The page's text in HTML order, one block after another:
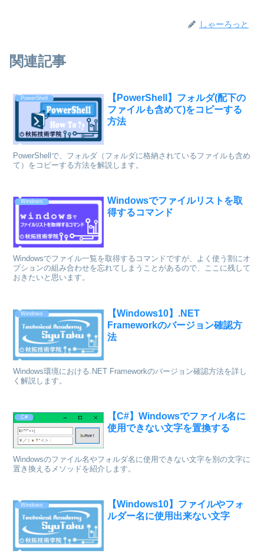
しゃーろっと
関連記事
PowerShell
【PowerShell】フォルダ(配下の
ファイルも含めて)をコピーする
方法
PowerShellで、フォルダ（フォルダに格納されているファイルも含め
て）をコピーする方法を解説します。
Windows
Windowsでファイルリストを取
得するコマンド
Windowsでファイル一覧を取得するコマンドですが、よく使う割にオ
プションの組み合わせを忘れてしまうことがあるので、ここに残して
おきたいと思います。
Windows
【Windows10】.NET
Frameworkのバージョン確認方
法
Windows環境における.NET Frameworkのバージョン確認方法を詳し
く解説します。
C#
【C#】Windowsでファイル名に
使用できない文字を置換する
Windowsのファイル名やフォルダ名に使用できない文字を別の文字に
置き換えるメソッドを紹介します。
Windows
【Windows10】ファイルやフォ
ルダー名に使用出来ない文字